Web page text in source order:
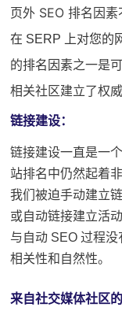
页外 SEO 排名因
在 SERP 上对您的
的排名因素之一是
相关社区建立了权
链接建设：
链接建设一直是一
站排名中仍然起着
我们被迫手动建立
或自动链接建立活
与自动 SEO 过程
相关性和自然性。
来自社交媒体社区的